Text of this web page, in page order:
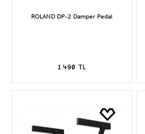
ROLAND DP-2 Damper Pedal
1.490 TL